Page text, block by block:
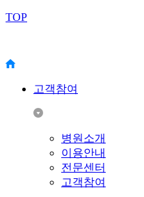
TOP
고객참여
병원소개
이용안내
전문센터
고객참여